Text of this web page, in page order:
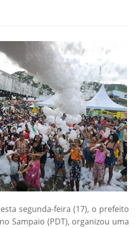
segunda-feira (17), o prefeito
Sampaio (PDT), organizou uma